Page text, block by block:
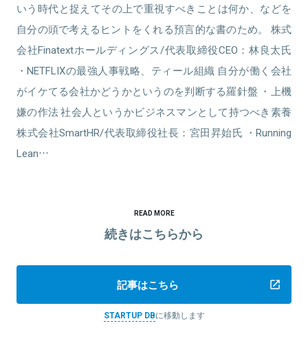
いう時代と捉えてその上で重視すべきことは何か、などを
自分の頭で考えるヒントをくれる預言的な書のため。 株式
会社Finatextホールディングス/代表取締役CEO：林良太氏
・NETFLIXの最強人事戦略、ティール組織 自分が働く会社
がイケてる会社かどうかというのを判断する羅針盤 ・上機
嫌の作法 社会人というかビジネスマンとして持つべき素養
株式会社SmartHR/代表取締役社長：宮田昇始氏 ・Running
Lean…
READ MORE
続きはこちらから
記事はこちら
STARTUP DBに移動します